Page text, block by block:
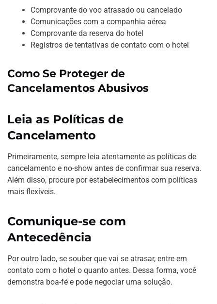
Comprovante do voo atrasado ou cancelado
Comunicações com a companhia aérea
Comprovante da reserva do hotel
Registros de tentativas de contato com o hotel
Como Se Proteger de
Cancelamentos Abusivos
Leia as Políticas de
Cancelamento
Primeiramente, sempre leia atentamente as políticas de
cancelamento e no-show antes de confirmar sua reserva.
Além disso, procure por estabelecimentos com políticas
mais flexíveis.
Comunique-se com
Antecedência
Por outro lado, se souber que vai se atrasar, entre em
contato com o hotel o quanto antes. Dessa forma, você
demonstra boa-fé e pode negociar uma solução.